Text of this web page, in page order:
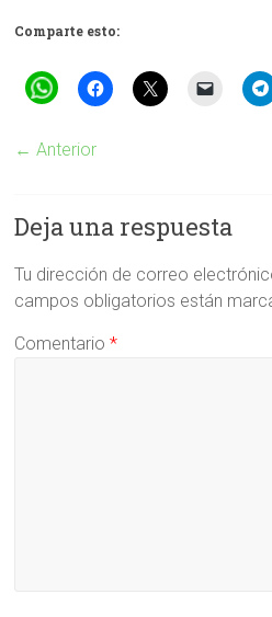
Comparte esto:
← Anterior
Deja una respuesta
Tu dirección de correo
campos obligatorios están
Comentario*